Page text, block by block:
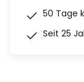
50 Tage
Seit 25